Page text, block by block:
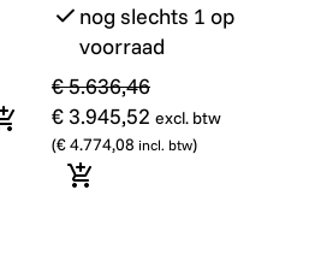
In winkelmandje
nog slechts 1 op
voorraad
€ 5.636,46
€ 3.945,52 excl. btw
(€ 4.774,08 incl. btw)
In winkelmandje